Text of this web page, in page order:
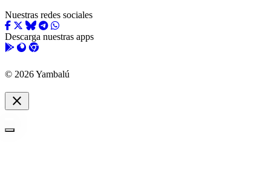
Nuestras redes sociales
Descarga nuestras apps
© 2026 Yambalú
close